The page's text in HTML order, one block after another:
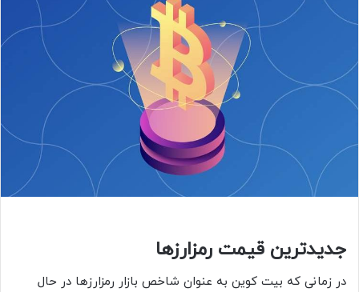
جدیدترین قیمت رمزارزها
در زمانی که بیت کوین به عنوان شاخص بازار رمزارزها در حال